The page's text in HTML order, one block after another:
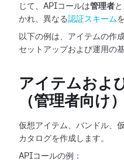
じて、APIコールは管理者と
かれ、異なる認証スキーム
以下の例は、アイテムの作
セットアップおよび運用の
アイテムおよ
（管理者向け）
仮想アイテム、バンドル、
カタログを作成します。
APIコールの例：